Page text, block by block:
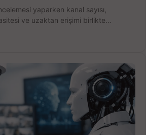
yaparken kanal sayısı,
ve uzaktan erişimi birlikte